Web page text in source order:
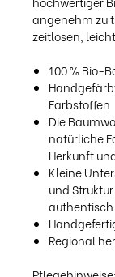
angenehm zu
zeitlosen,
100 % Bio-
Farbstoffen
Die
natürliche
Herkunft
Kleine
und
authentisch
Regional